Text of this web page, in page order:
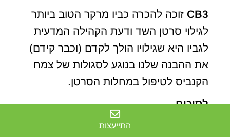
CB3 זוכה להכרה כביו מרקר הטוב ביותר
לגילוי סרטן השד ודעת הקהילה המדעית
לגביו היא שגילויו הולך לקדם (וכבר קידם)
את ההבנה שלנו בנוגע לסגולות של צמח
הקנביס לטיפול במחלות הסרטן.
לסיכום
המדריך לקולטני קנבינואידים –
התייעצות